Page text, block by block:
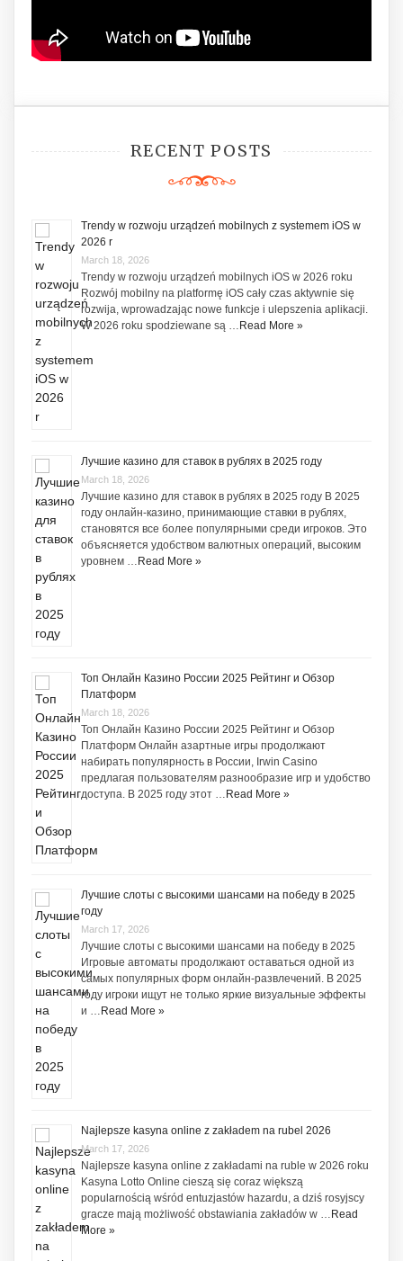
RECENT POSTS
Trendy w rozwoju urządzeń mobilnych z systemem iOS w
2026 r
March 18, 2026
Trendy w rozwoju urządzeń mobilnych iOS w 2026 roku
Rozwój mobilny na platformę iOS cały czas aktywnie się
rozwija, wprowadzając nowe funkcje i ulepszenia aplikacji.
W 2026 roku spodziewane są … Read More »
Лучшие казино для ставок в рублях в 2025 году
March 18, 2026
Лучшие казино для ставок в рублях в 2025 году В 2025
году онлайн-казино, принимающие ставки в рублях,
становятся все более популярными среди игроков. Это
объясняется удобством валютных операций, высоким
уровнем … Read More »
Топ Онлайн Казино России 2025 Рейтинг и Обзор
Платформ
March 18, 2026
Топ Онлайн Казино России 2025 Рейтинг и Обзор
Платформ Онлайн азартные игры продолжают
набирать популярность в России, Irwin Casino
предлагая пользователям разнообразие игр и удобство
доступа. В 2025 году этот … Read More »
Лучшие слоты с высокими шансами на победу в 2025
году
March 17, 2026
Лучшие слоты с высокими шансами на победу в 2025
Игровые автоматы продолжают оставаться одной из
самых популярных форм онлайн-развлечений. В 2025
году игроки ищут не только яркие визуальные эффекты
и … Read More »
Najlepsze kasyna online z zakładem na rubel 2026
March 17, 2026
Najlepsze kasyna online z zakładami na ruble w 2026 roku
Kasyna Lotto Online cieszą się coraz większą
popularnością wśród entuzjastów hazardu, a dziś rosyjscy
gracze mają możliwość obstawiania zakładów w … Read
More »